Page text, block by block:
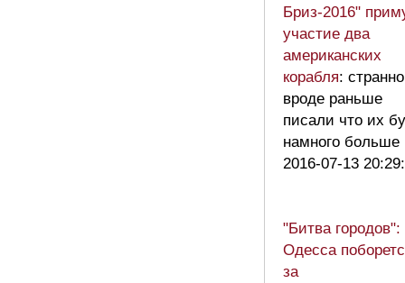
Бриз-2016"
участие два
американских
корабля: странно
вроде раньше
писали что их
намного больше
2016-07-13
"Битва городов":
Одесса
за